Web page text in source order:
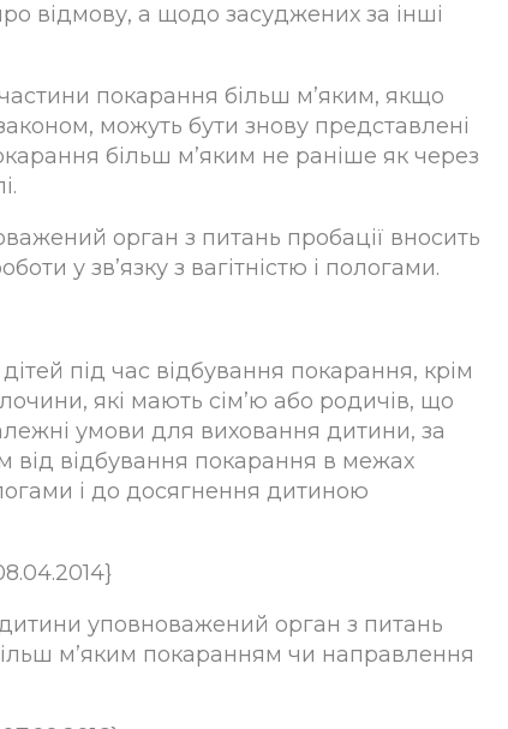
відмову, а щодо засуджених за інші
покарання більш м’яким, якщо
можуть бути знову представлені
більш м’яким не раніше як через
орган з питань пробації вносить
у зв’язку з вагітністю і пологами.
під час відбування покарання, крім
які мають сім’ю або родичів, що
умови для виховання дитини, за
від відбування покарання в межах
і до досягнення дитиною
уповноважений орган з питань
м’яким покаранням чи направлення